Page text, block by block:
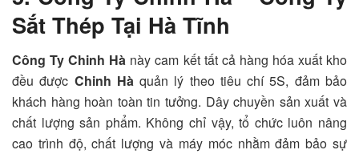
Sắt Thép Tại Hà Tĩnh
Công Ty Chinh Hà này cam kết tất cả hàng hóa xuất kho
đều được Chinh Hàquản lý theo tiêu chí 5S, đảm bảo
khách hàng hoàn toàn tin tưởng. Dây chuyền sản xuất và
chất lượng sản phẩm. Không chỉ vậy, tổ chức luôn nâng
cao trình độ, chất lượng và máy móc nhằm đảm bảo sự